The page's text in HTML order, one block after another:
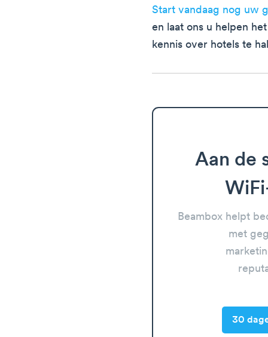
Start vandaag nog uw
en laat ons u helpen
kennis over hotels te
Aan de
Beambox helpt
met
30